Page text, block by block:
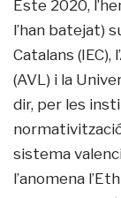
Este 2020,
l’han batejat)
Catalans (IEC),
(AVL) i la
dir, per les
sistema
l’anomena